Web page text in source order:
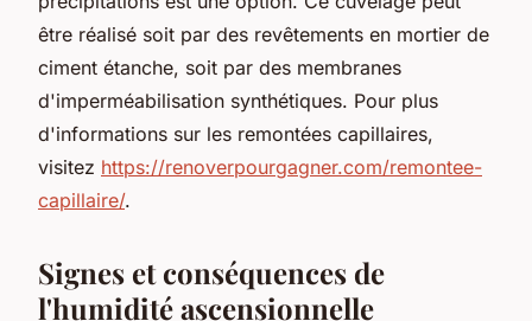
être réalisé soit par des revêtements en mortier de
ciment étanche, soit par des membranes
d'imperméabilisation synthétiques. Pour plus
d'informations sur les remontées capillaires,
visitez https://renoverpourgagner.com/remontee-
capillaire/.
Signes et conséquences de
l'humidité ascensionnelle